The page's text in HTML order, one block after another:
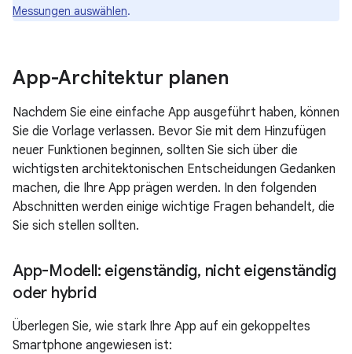
Messungen auswählen.
App-Architektur planen
Nachdem Sie eine einfache App ausgeführt haben, können
Sie die Vorlage verlassen. Bevor Sie mit dem Hinzufügen
neuer Funktionen beginnen, sollten Sie sich über die
wichtigsten architektonischen Entscheidungen Gedanken
machen, die Ihre App prägen werden. In den folgenden
Abschnitten werden einige wichtige Fragen behandelt, die
Sie sich stellen sollten.
App-Modell: eigenständig, nicht eigenständig
oder hybrid
Überlegen Sie, wie stark Ihre App auf ein gekoppeltes
Smartphone angewiesen ist: